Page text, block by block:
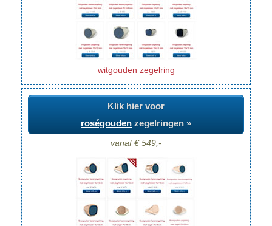
witgouden zegelring
Klik hier voor
roségouden zegelringen »
vanaf € 549,-